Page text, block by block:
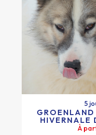
5
HIVERNALE
À
5